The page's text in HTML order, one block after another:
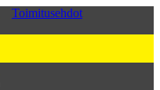
Toimitusehdot